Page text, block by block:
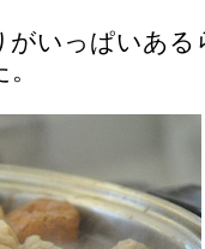
がいっぱいある